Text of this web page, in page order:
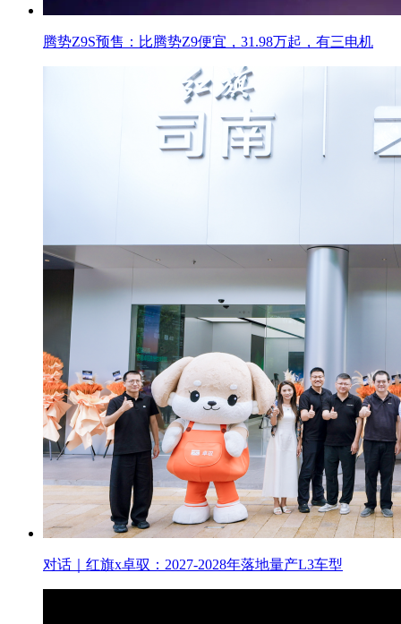
腾势Z9S预售：比腾势Z9便宜，31.98万起，有三电机
对话｜红旗x卓驭：2027-2028年落地量产L3车型